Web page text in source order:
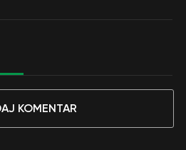
KOMENTAR